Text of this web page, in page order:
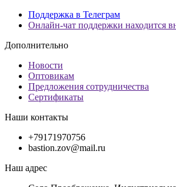
Поддержка в Телеграм
Онлайн-чат поддержки находится
Дополнительно
Новости
Оптовикам
Предложения сотрудничества
Сертификаты
Наши контакты
+79171970756
bastion.zov@mail.ru
Наш адрес